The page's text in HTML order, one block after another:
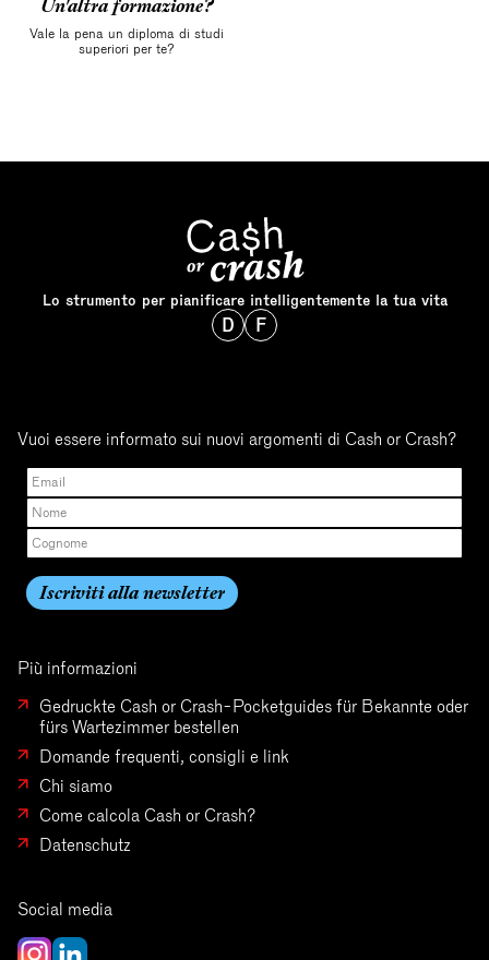
Un'altra formazione?
Vale la pena un diploma di studi
superiori per te?
Lo strumento per pianificare intelligentemente la tua vita
D F
Vuoi essere informato sui nuovi argomenti di Cash or Crash?
Più informazioni
Gedruckte Cash or Crash-Pocketguides für Bekannte oder
fürs Wartezimmer bestellen
Domande frequenti, consigli e link
Chi siamo
Come calcola Cash or Crash?
Datenschutz
Social media